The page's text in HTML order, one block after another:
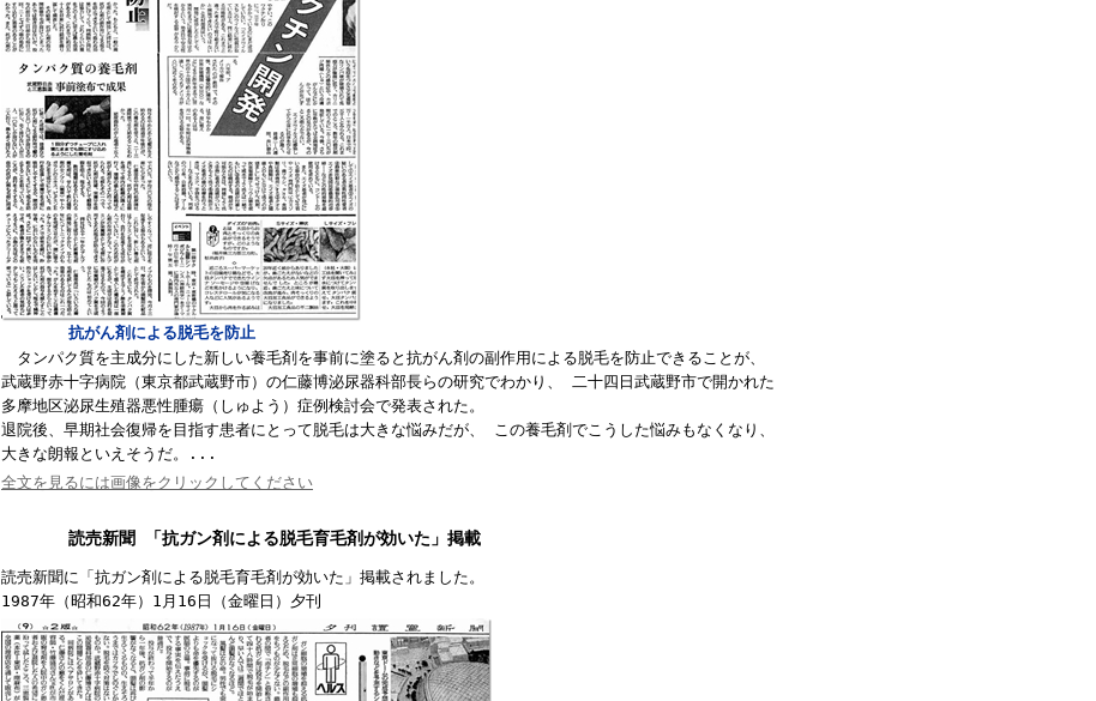
抗がん剤による脱毛を防止
タンパク質を主成分にした新しい養毛剤を事前に塗ると抗がん剤の副作用による脱毛を防止できることが、
武蔵野赤十字病院（東京都武蔵野市）の仁藤博泌尿器科部長らの研究でわかり、 二十四日武蔵野市で開かれた
多摩地区泌尿生殖器悪性腫瘍（しゅよう）症例検討会で発表された。
退院後、早期社会復帰を目指す患者にとって脱毛は大きな悩みだが、 この養毛剤でこうした悩みもなくなり、
大きな朗報といえそうだ。
...
全文を見るには画像をクリックしてください
読売新聞 「抗ガン剤による脱毛育毛剤が効いた」掲載
読売新聞に「抗ガン剤による脱毛育毛剤が効いた」掲載されました。
1987年（昭和62年） 1 月 16 日（金曜日）夕刊